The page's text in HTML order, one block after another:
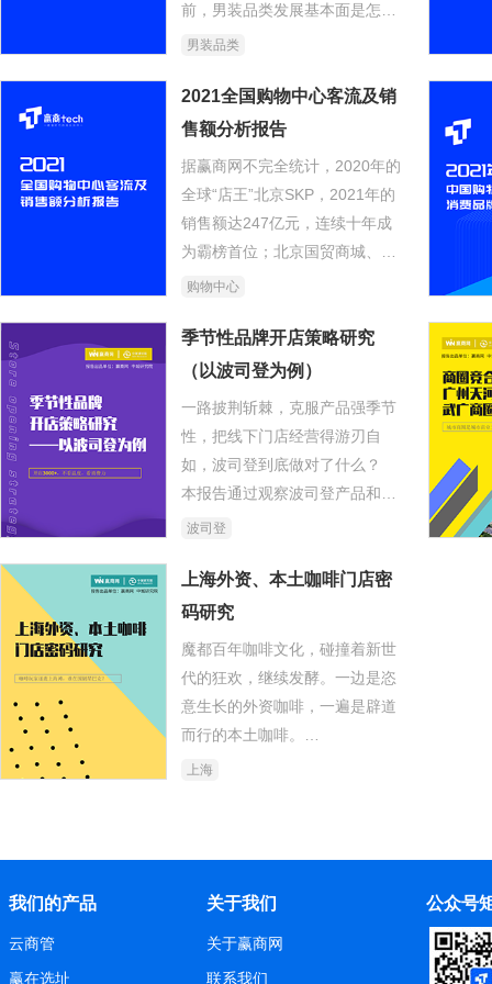
前，男装品类发展基本面是怎样
的？头部品牌未来的发展策略如
男装品类
2021全国购物中心客流及销
售额分析报告
据赢商网不完全统计，2020年的
全球“店王”北京SKP，2021年的
销售额达247亿元，连续十年成
为霸榜首位；北京国贸商城、南
京德基广场则勇闯200亿+阵营。
韧性，维持这个“韧性”的根基，
是线下客流。
购物中心
季节性品牌开店策略研究
（以波司登为例）
一路披荆斩棘，克服产品强季节
性，把线下门店经营得游刃自
如，波司登到底做对了什么？
本报告通过观察波司登产品和门
店变化，探究主打季节性产品品
波司登
上海外资、本土咖啡门店密
码研究
魔都百年咖啡文化，碰撞着新世
代的狂欢，继续发酵。一边是恣
意生长的外资咖啡，一遍是辟道
而行的本土咖啡。
两股势力，相互较劲，又互为补
上海
我们的产品
云商管
赢在选址
关于我们
关于赢商网
联系我们
公众号